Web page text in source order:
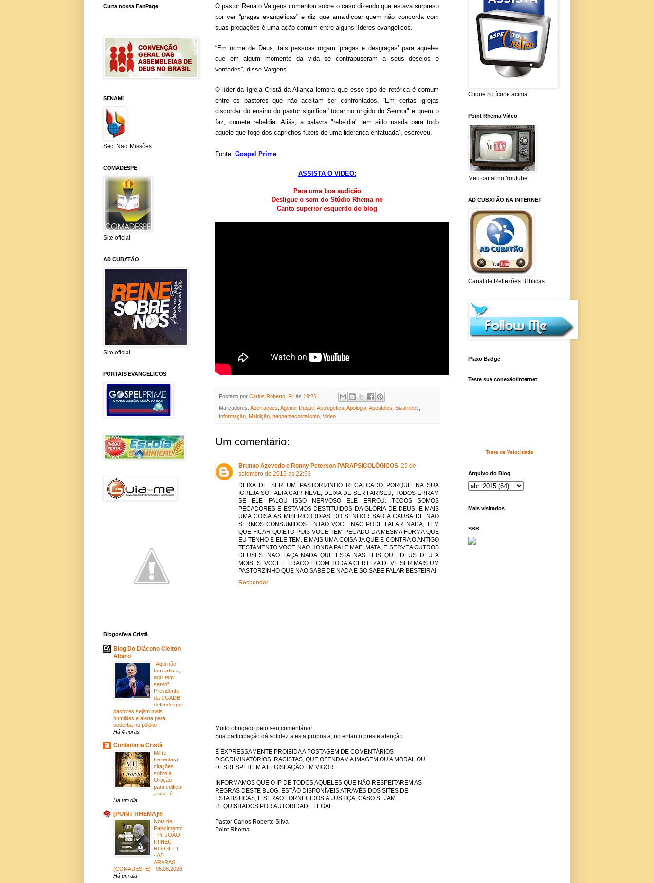
O pastor Renato Vargens comentou sobre o caso dizendo que estava surpreso
por ver “pragas evangélicas” e diz que amaldiçoar quem não concorda com
suas pregações é uma ação comum entre alguns líderes evangélicos.
“Em nome de Deus, tais pessoas rogam ‘pragas e desgraças’ para aqueles
que em algum momento da vida se contrapuseram a seus desejos e
vontades”, disse Vargens.
O líder da Igreja Cristã da Aliança lembra que esse tipo de retórica é comum
entre os pastores que não aceitam ser confrontados. “Em certas igrejas
discordar do ensino do pastor significa "tocar no ungido do Senhor" e quem o
faz, comete rebeldia. Aliás, a palavra "rebeldia" tem sido usada para todo
aquele que foge dos caprichos fúteis de uma liderança enfatuada”, escreveu.
Fonte: Gospel Prime
ASSISTA O VIDEO:
Para uma boa audição
Desligue o som do Stúdio Rhema no
Canto superior esquerdo do blog
Postado por Carlos Roberto, Pr. às 19:26
Marcadores: Aberrações Agenor Duque Apologética Apologia Apóstolos Bizarrices
Informação Maldição neopentecostalismo Video
Um comentário:
Brunno Azevedo e Ronny Peterson PARAPSICOLÓGICOS 25 de
setembro de 2015 às 22:53
DEIXA DE SER UM PASTORIZINHO RECALCADO PORQUE NA SUA
IGREJA SO FALTA CAIR NEVE, DEIXA DE SER FARISEU, TODOS ERRAM
SE ELE FALOU ISSO NERVOSO ELE ERROU. TODOS SOMOS
PECADORES E ESTAMOS DESTITUIDOS DA GLORIA DE DEUS. E MAIS
UMA COISA AS MISERICORDIAS DO SENHOR SAO A CAUSA DE NAO
SERMOS CONSUMIDOS ENTAO VOCE NAO PODE FALAR NADA, TEM
QUE FICAR QUIETO POIS VOCE TEM PECADO DA MESMA FORMA QUE
EU TENHO E ELE TEM. E MAIS UMA COISA JA QUE E CONTRA O ANTIGO
TESTAMENTO VOCE NAO HONRA PAI E MAE, MATA, E SERVEA OUTROS
DEUSES. NAO FAÇA NADA QUE ESTA NAS LEIS QUE DEUS DEU A
MOISES. VOCE E FRACO E COM TODA A CERTEZA DEVE SER MAIS UM
PASTORZINHO QUE NAO SABE DE NADA E SO SABE FALAR BESTEIRA!
Responder
Muito obrigado pelo seu comentário!
Sua participação dá solidez a esta proposta, no entanto preste atenção:
É EXPRESSAMENTE PROIBIDA A POSTAGEM DE COMENTÁRIOS
DISCRIMINATÓRIOS, RACISTAS, QUE OFENDAM A IMAGEM OU A MORAL OU
DESRESPEITEM A LEGISLAÇÃO EM VIGOR.
INFORMAMOS QUE O IP DE TODOS AQUELES QUE NÃO RESPEITAREM AS
REGRAS DESTE BLOG, ESTÃO DISPONÍVEIS ATRAVÉS DOS SITES DE
ESTATÍSTICAS, E SERÃO FORNECIDOS À JUSTIÇA, CASO SEJAM
REQUISITADOS POR AUTORIDADE LEGAL.
Pastor Carlos Roberto Silva
Point Rhema
Curta nossa FanPage
SENAMI
Sec. Nac. Missões
COMADESPE
Site oficial
AD CUBATÃO
Site oficial
PORTAIS EVANGÉLICOS
Blogosfera Cristã
Blog Do Diácono Cleiton
Albino
“Aqui não
tem artista,
aqui tem
servo”:
Presidente
da CGADB
defende que
pastores sejam mais
humildes e alerta para
soberba no púlpito
Há 4 horas
Confeitaria Cristã
Mil (e
trezentas)
citações
sobre a
Oração
para edificar
a sua fé
Há um dia
[POINT RHEMA]®
Nota de
Falecimento
- Pr. JOÃO
IRINEU
ROSSETTI
- AD
ARARAS
(COMADESPE) - 05.08.2026
Há um dia
Clique no ícone acima
Point Rhema Vídeo
Meu canal no Youtube
AD CUBATÃO NA INTERNET
Canal de Reflexões Bílblicas
Plaxo Badge
Teste sua conexão/internet
Teste de Velocidade
Arquivo do Blog
Mais visitados
SBB